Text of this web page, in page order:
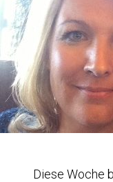
Diese Woche